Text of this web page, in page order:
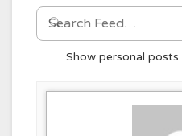
Search
Feed…
Show personal posts